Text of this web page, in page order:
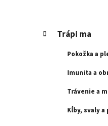
B
Preskočiť
kategórie
K
a
Trápi ma
Pokožka a
Imunita a
Trávenie a
Kĺby, svaly a